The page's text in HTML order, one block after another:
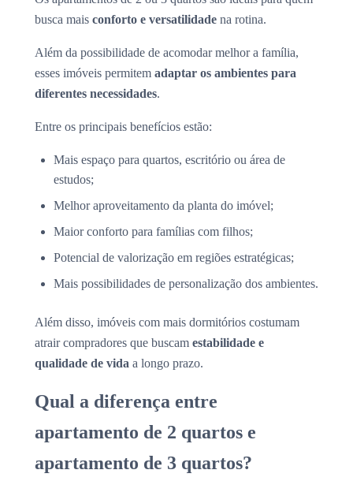
busca mais conforto e versatilidade na rotina.
Além da possibilidade de acomodar melhor a família,
esses imóveis permitem adaptar os ambientes para
diferentes necessidades.
Entre os principais benefícios estão:
Mais espaço para quartos, escritório ou área de
estudos;
Melhor aproveitamento da planta do imóvel;
Maior conforto para famílias com filhos;
Potencial de valorização em regiões estratégicas;
Mais possibilidades de personalização dos ambientes.
Além disso, imóveis com mais dormitórios costumam
atrair compradores que buscam estabilidade e
qualidade de vida a longo prazo.
Qual a diferença entre
apartamento de 2 quartos e
apartamento de 3 quartos?